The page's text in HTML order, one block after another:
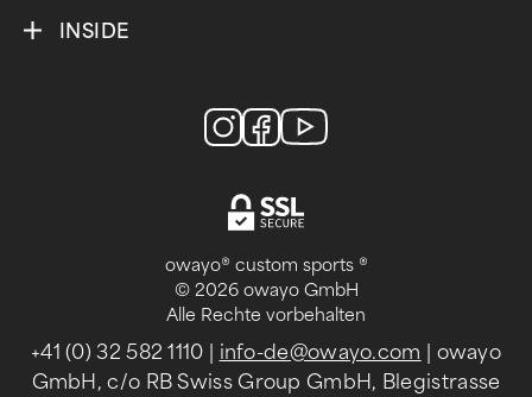
INSIDE
owayo® custom sports ®
© 2026 owayo GmbH
Alle Rechte vorbehalten
+41 (0) 32 582 1110 info-de@owayo.com | owayo
GmbH, c/o RB Swiss Group GmbH, Blegistrasse